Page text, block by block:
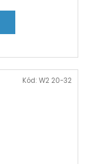
Kód: W2 20-32